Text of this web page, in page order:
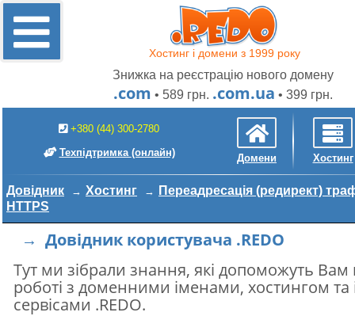
Хостинг і домени з 1999 року
Знижка на реєстрацію нового домену
.com • 589 грн. .com.ua • 399 грн.
+380 (44) 300-2780
Техпідтримка (онлайн) Домени Хостинг
Довідник Хостинг
Переадресація (редирект)
HTTPS
→ Довідник користувача .REDO
Тут ми зібрали знання, які допоможуть Вам
роботі з доменними іменами, хостингом
сервісами .REDO.